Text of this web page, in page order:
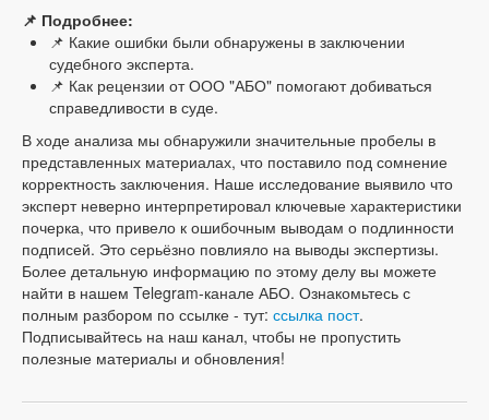
📌 Подробнее:
📌 Какие ошибки были обнаружены в заключении
судебного эксперта.
📌 Как рецензии от ООО "АБО" помогают добиваться
справедливости в суде.
В ходе анализа мы обнаружили значительные пробелы в
представленных материалах, что поставило под сомнение
корректность заключения. Наше исследование выявило что
эксперт неверно интерпретировал ключевые характеристики
почерка, что привело к ошибочным выводам о подлинности
подписей. Это серьёзно повлияло на выводы экспертизы.
Более детальную информацию по этому делу вы можете
найти в нашем Telegram-канале АБО. Ознакомьтесь с
полным разбором по ссылке - тут: ссылка пост.
Подписывайтесь на наш канал, чтобы не пропустить
полезные материалы и обновления!